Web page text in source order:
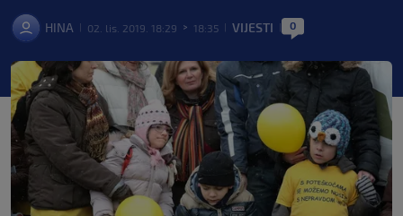
HINA 02. lis. 2019. 18:29 > 18:35 VIJESTI 0